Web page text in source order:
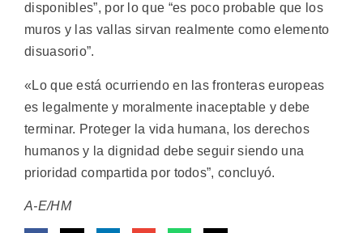
disponibles”, por lo que “es poco probable que los
muros y las vallas sirvan realmente como elemento
disuasorio”.
«Lo que está ocurriendo en las fronteras europeas
es legalmente y moralmente inaceptable y debe
terminar. Proteger la vida humana, los derechos
humanos y la dignidad debe seguir siendo una
prioridad compartida por todos”, concluyó.
A-E/HM